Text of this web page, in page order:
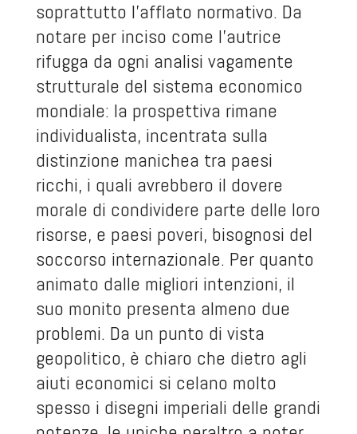
soprattutto l’afflato normativo. Da
notare per inciso come l’autrice
rifugga da ogni analisi vagamente
strutturale del sistema economico
mondiale: la prospettiva rimane
individualista, incentrata sulla
distinzione manichea tra paesi
ricchi, i quali avrebbero il dovere
morale di condividere parte delle loro
risorse, e paesi poveri, bisognosi del
soccorso internazionale. Per quanto
animato dalle migliori intenzioni, il
suo monito presenta almeno due
problemi. Da un punto di vista
geopolitico, è chiaro che dietro agli
aiuti economici si celano molto
spesso i disegni imperiali delle grandi